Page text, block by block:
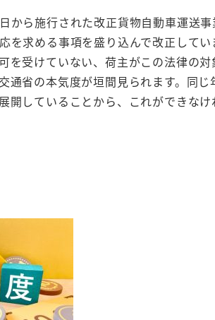
から施行された改正貨物自動車運送
を求める事項を盛り込んで改正して
を受けていない、荷主がこの法律の
通省の本気度が垣間見られます。同
開していることから、これができな